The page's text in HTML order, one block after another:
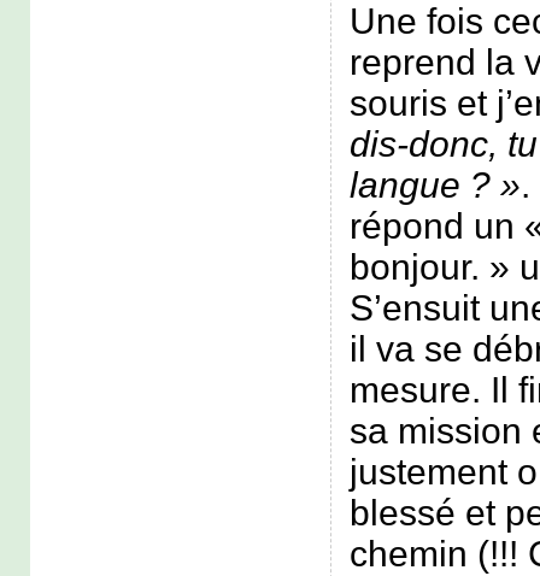
Une fois
reprend la
souris et
dis-donc,
langue ? »
répond un
bonjour. »
S’ensuit
il va se
mesure. Il
sa mission
justement
blessé et
chemin (!!!